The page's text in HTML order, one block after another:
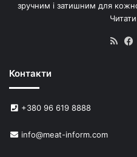
е
й
У
р
зручним і затишним для
RSS
Контакти
+380 96 619 8888
info@meat-inform.com